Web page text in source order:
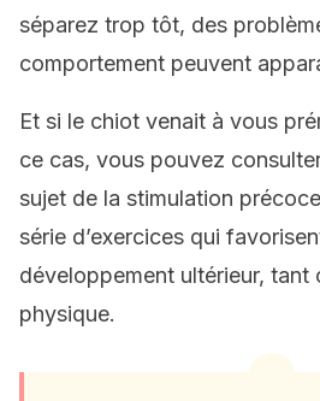
séparez trop tôt, des
comportement peuvent
Et si le chiot venait à vous
ce cas, vous pouvez
sujet de la stimulation
série d’exercices qui
développement ultérieur, tant
physique.